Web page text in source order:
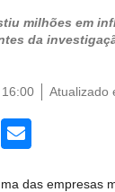
milhões em
da
Atualizado
das empresas